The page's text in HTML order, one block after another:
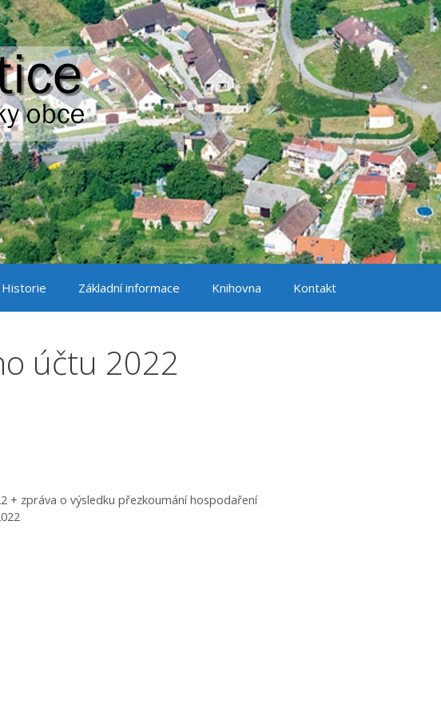
Historie Základní informace Knihovna Kontakt
účtu 2022
+ zpráva o výsledku přezkoumání hospodaření